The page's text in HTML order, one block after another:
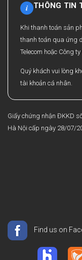
Find us on
i THÔNG TIN
Khi thanh toán sản
thanh toán qua ứng
Telecom hoặc Công
Quý khách vui lòng
tài khoản cá nhân.
Giấy chứng nhận ĐKKD
Hà Nội cấp ngày 28/07/